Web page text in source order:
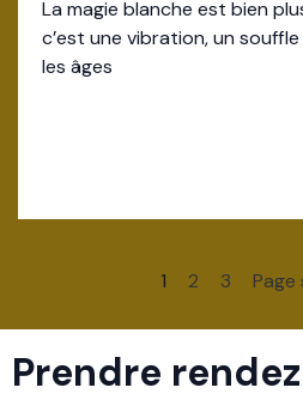
La magie blanche est bien
c’est une vibration, un
les âges
Page actuelle :
1 Aller à la
2 Aller à la
3 Page
Prendre